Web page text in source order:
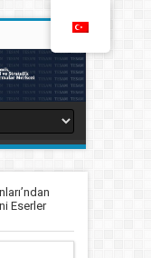
Eserler